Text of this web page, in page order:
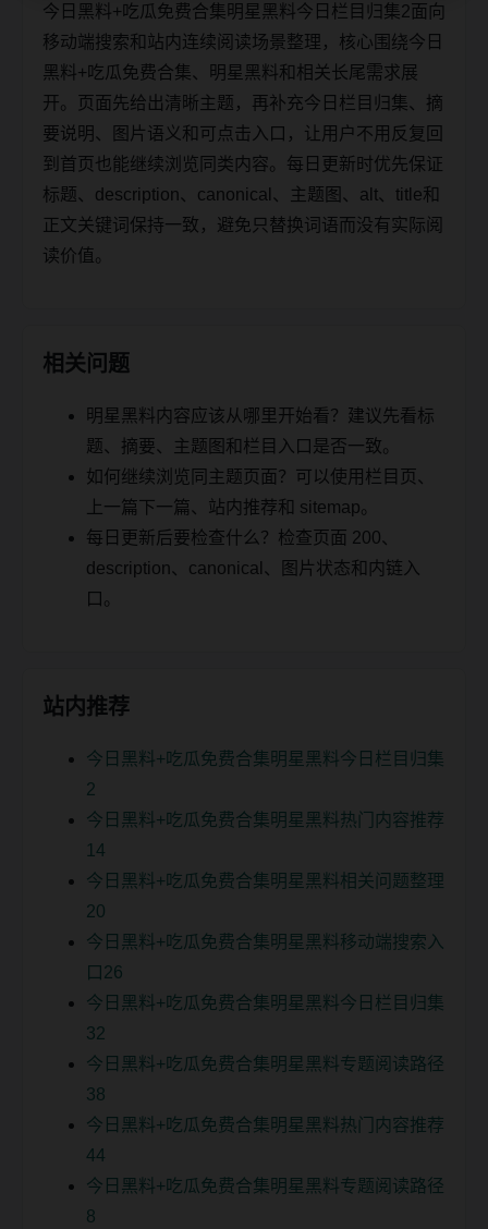
今日黑料+吃瓜免费合集明星黑料今日栏目归集2面向
移动端搜索和站内连续阅读场景整理，核心围绕今日
黑料+吃瓜免费合集、明星黑料和相关长尾需求展
开。页面先给出清晰主题，再补充今日栏目归集、摘
要说明、图片语义和可点击入口，让用户不用反复回
到首页也能继续浏览同类内容。每日更新时优先保证
标题、description、canonical、主题图、alt、title和
正文关键词保持一致，避免只替换词语而没有实际阅
读价值。
相关问题
明星黑料内容应该从哪里开始看？建议先看标
题、摘要、主题图和栏目入口是否一致。
如何继续浏览同主题页面？可以使用栏目页、
上一篇下一篇、站内推荐和 sitemap。
每日更新后要检查什么？检查页面 200、
description、canonical、图片状态和内链入
口。
站内推荐
今日黑料+吃瓜免费合集明星黑料今日栏目归集
2
今日黑料+吃瓜免费合集明星黑料热门内容推荐
14
今日黑料+吃瓜免费合集明星黑料相关问题整理
20
今日黑料+吃瓜免费合集明星黑料移动端搜索入
口26
今日黑料+吃瓜免费合集明星黑料今日栏目归集
32
今日黑料+吃瓜免费合集明星黑料专题阅读路径
38
今日黑料+吃瓜免费合集明星黑料热门内容推荐
44
今日黑料+吃瓜免费合集明星黑料专题阅读路径
8